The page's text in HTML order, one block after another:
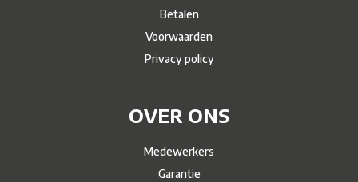
Betalen
Voorwaarden
Privacy policy
OVER ONS
Medewerkers
Garantie